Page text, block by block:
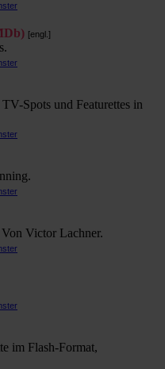
[engl.]
Spots und Featurettes in
Victor Lachner.
im Flash-Format,